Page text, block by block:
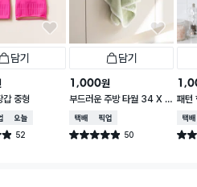
담기
갑 중형
픽업오늘배송
52
건 작성
담기
1,000원
부드러운 주방 타월 34 X 7
0 cm
택배배송매장픽업
별점 4.9점 50
건 작성
패턴
30
택배
별점